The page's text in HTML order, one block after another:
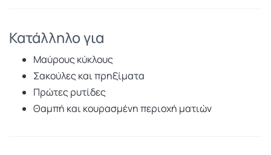
Κατάλληλο για
Μαύρους κύκλους
Σακούλες και πρηξίματα
Πρώτες ρυτίδες
Θαμπή και κουρασμένη περιοχή ματιών